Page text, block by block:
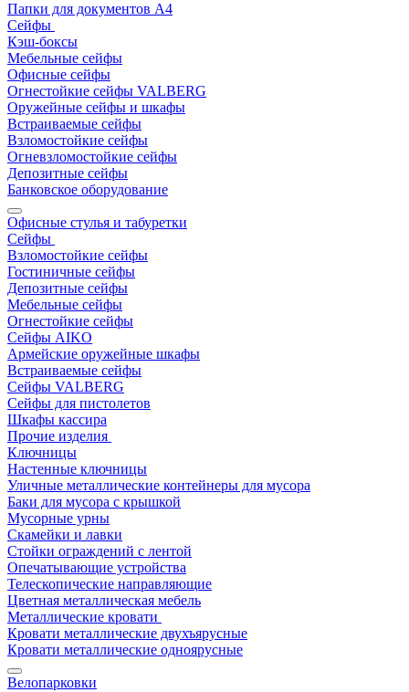
Папки для документов A4
Сейфы
Кэш-боксы
Мебельные сейфы
Офисные сейфы
Огнестойкие сейфы VALBERG
Оружейные сейфы и шкафы
Встраиваемые сейфы
Взломостойкие сейфы
Огневзломостойкие сейфы
Депозитные сейфы
Банковское оборудование
Офисные стулья и табуретки
Сейфы
Взломостойкие сейфы
Гостиничные сейфы
Депозитные сейфы
Мебельные сейфы
Огнестойкие сейфы
Сейфы AIKO
Армейские оружейные шкафы
Встраиваемые сейфы
Сейфы VALBERG
Сейфы для пистолетов
Шкафы кассира
Прочие изделия
Ключницы
Настенные ключницы
Уличные металлические контейнеры для мусора
Баки для мусора с крышкой
Мусорные урны
Скамейки и лавки
Стойки ограждений с лентой
Опечатывающие устройства
Телескопические направляющие
Цветная металлическая мебель
Металлические кровати
Кровати металлические двухъярусные
Кровати металлические одноярусные
Велопарковки